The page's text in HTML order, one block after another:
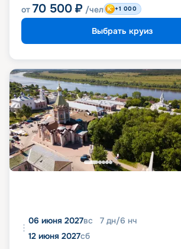
от 70 500 ₽ /чел +1 000
Выбрать круиз
06 июня 2027вс 7 дн/6 нч
12 июня 2027сб